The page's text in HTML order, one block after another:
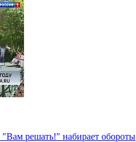
решать!" набирает обороты